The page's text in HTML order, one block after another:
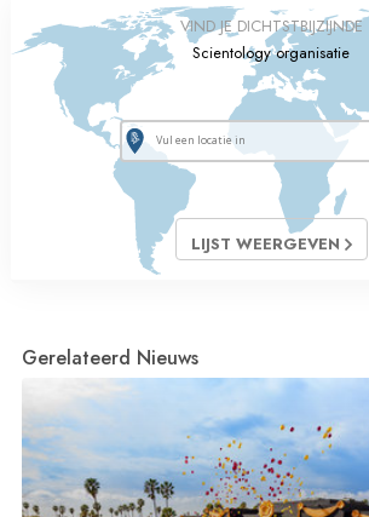
VIND JE DICHTSTBIJZIJNDE
Scientology organisatie
LIJST WEERGEVEN
Gerelateerd Nieuws